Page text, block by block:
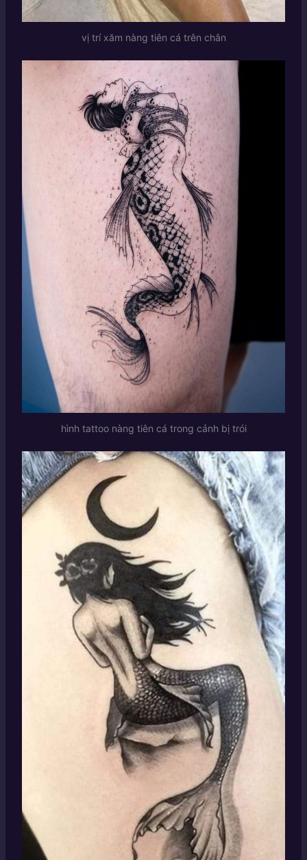
vị trí xăm nàng tiên cá trên chân
hình tattoo nàng tiên cá trong cảnh bị trói